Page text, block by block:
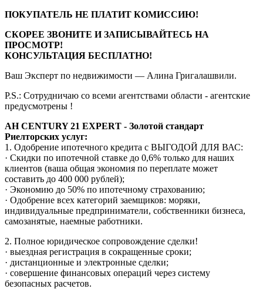
ПОКУПАТЕЛЬ НЕ ПЛАТИТ КОМИССИЮ!
СКОРЕЕ ЗВОНИТЕ И ЗАПИСЫВАЙТЕСЬ НА
ПРОСМОТР!
КОНСУЛЬТАЦИЯ БЕСПЛАТНО!
Ваш Эксперт по недвижимости — Алина Григалашвили.
P.S.: Сотрудничаю со всеми агентствами области - агентские
предусмотрены !
АН СЕNТURY 21 ЕХРЕRТ - Золотой стандарт
Риелторских услуг:
1. Одобрение ипотечного кредита с ВЫГОДОЙ ДЛЯ ВАС:
· Скидки по ипотечной ставке до 0,6% только для наших
клиентов (ваша общая экономия по переплате может
составить до 400 000 рублей);
· Экономию до 50% по ипотечному страхованию;
· Одобрение всех категорий заемщиков: моряки,
индивидуальные предприниматели, собственники бизнеса,
самозанятые, наемные работники.
2. Полное юридическое сопровождение сделки!
· выездная регистрация в сокращенные сроки;
· дистанционные и электронные сделки;
· совершение финансовых операций через систему
безопасных расчетов.